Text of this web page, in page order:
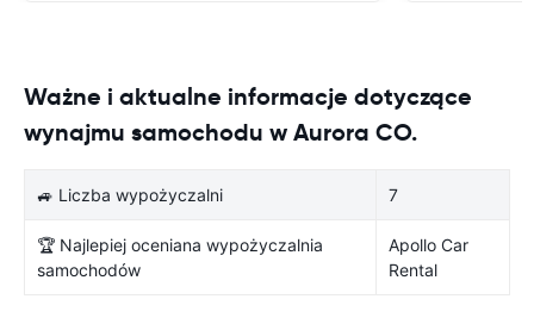
Ważne i aktualne informacje dotyczące
wynajmu samochodu w Aurora CO.
🚙 Liczba wypożyczalni 7
🏆 Najlepiej oceniana wypożyczalnia
samochodów
Apollo Car
Rental